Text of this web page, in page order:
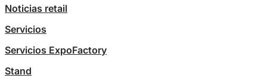
Noticias retail
Servicios
Servicios ExpoFactory
Stand